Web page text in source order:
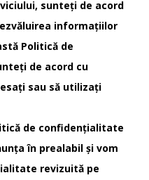
sunteți de acord
informațiilor
Politică de
de acord cu
sau să utilizați
de confidențialitate
în prealabil și vom
revizuită pe